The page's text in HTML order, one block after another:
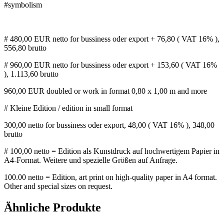
#symbolism
# 480,00 EUR netto for bussiness oder export + 76,80 ( VAT 16% ),
556,80 brutto
# 960,00 EUR netto for bussiness oder export + 153,60 ( VAT 16%
), 1.113,60 brutto
960,00 EUR doubled or work in format 0,80 x 1,00 m and more
# Kleine Edition / edition in small format
300,00 netto for bussiness oder export, 48,00 ( VAT 16% ), 348,00
brutto
# 100,00 netto = Edition als Kunstdruck auf hochwertigem Papier in
A4-Format. Weitere und spezielle Größen auf Anfrage.
100.00 netto = Edition, art print on high-quality paper in A4 format.
Other and special sizes on request.
Ähnliche Produkte